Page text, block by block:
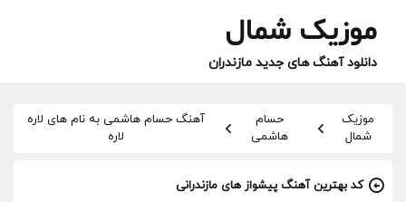
موزیک شمال
دانلود آهنگ های جدید مازندران
موزیک
شمال
حسام
هاشمی
آهنگ حسام هاشمی به نام های لاره
لاره
کد بهترین آهنگ پیشواز های مازندرانی